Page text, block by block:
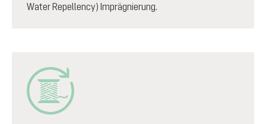
Water Repellency) Imprägnierung.